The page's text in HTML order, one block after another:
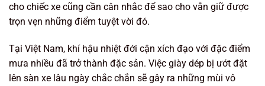
cho chiếc xe cũng cần cân nhắc để sao cho vẫn giữ được
trọn vẹn những điểm tuyệt vời đó.
Tại Việt Nam, khí hậu nhiệt đới cận xích đạo với đặc điểm
mưa nhiều đã trở thành đặc sản. Việc giày dép bị ướt đặt
lên sàn xe lâu ngày chắc chắn sẽ gây ra những mùi vô